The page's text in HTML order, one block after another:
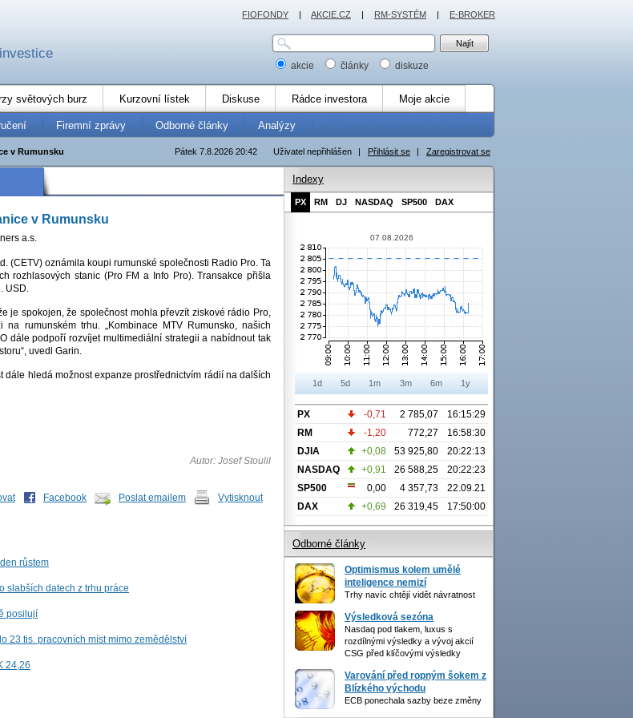
akcie články diskuze
světových burz Kurzovní lístek Diskuse Rádce investora Moje akcie
Firemní zprávy Odborné články Analýzy
Uživatel nepřihlášen | Přihlásit se | Zaregistrovat se
Pátek 7.8.2026 20:42
v Rumunsku
v Rumunsku
a.s.
(CETV) oznámila koupi rumunské společnosti Radio Pro. Ta
rozhlasových stanic (Pro FM a Info Pro). Transakce přišla
USD.
je spokojen, že společnost mohla převzít ziskové rádio Pro,
rumunském trhu. „Kombinace MTV Rumunsko, našich
dále podpoří rozvíjet multimediální strategii a nabídnout tak
uvedl Garin.
dále hledá možnost expanze prostřednictvím rádií na dalších
Autor: Josef Stoulil
Facebook Poslat emailem Vytisknout
růstem
slabších datech z trhu práce
posilují
23 tis. pracovních míst mimo zemědělství
24,26
Indexy
PX RM DJ NASDAQ SP500 DAX
07.08.2026
1d 5d 1m 3m 6m 1y
PX -0,71 2 785,07
16:15:29
RM
-1,20 772,27
16:58:30
DJIA
+0,08 53 925,80
20:22:13
NASDAQ
+0,91 26 588,25
20:22:23
SP500
0,00 4 357,73
22.09.21
DAX
+0,69 26 319,45 17:50:00
Odborné články
Optimismus kolem umělé
inteligence nemizí
Trhy navíc chtějí vidět návratnost
Výsledková sezóna
Nasdaq pod tlakem, luxus s
rozdílnými výsledky a vývoj akcií
CSG před klíčovými výsledky
Varování před ropným šokem z
Blízkého východu
ECB ponechala sazby beze změny
FIOFONDY | AKCIE.CZ | RM-SYSTÉM | E-BROKER